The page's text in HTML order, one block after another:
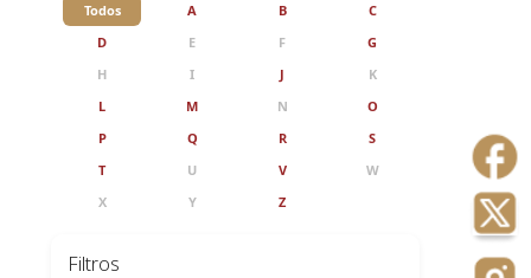
Todos A B
C
D
E F
G
H
I J
K
L
M N
O
P
Q R
S
T
U V
W
X
Y Z
Filtros